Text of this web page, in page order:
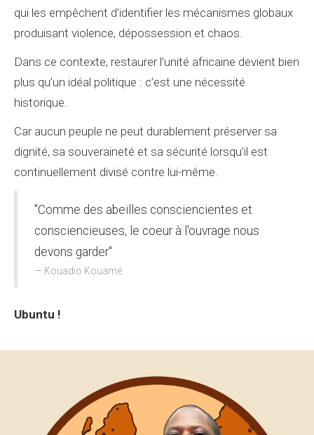
qui les empêchent d’identifier les mécanismes globaux
produisant violence, dépossession et chaos.
Dans ce contexte, restaurer l’unité africaine devient bien
plus qu’un idéal politique : c’est une nécessité
historique.
Car aucun peuple ne peut durablement préserver sa
dignité, sa souveraineté et sa sécurité lorsqu’il est
continuellement divisé contre lui-même.
"Comme des abeilles consciencientes et
consciencieuses, le coeur à l'ouvrage nous
devons garder"
Kouadio Kouamé
Ubuntu !